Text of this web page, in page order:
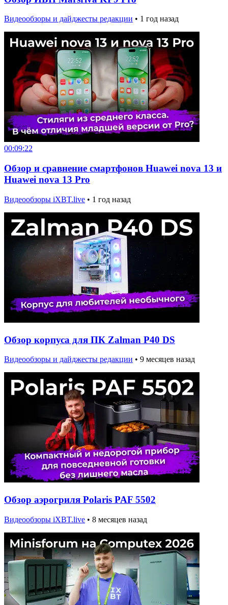
Видеообзоры и дайджесты редакции • 1 год назад
00:09:22
Обзор и сравнение смартфонов Huawei nova 13 и
Huawei nova 13 Pro
Видеообзоры iXBT.live • 1 год назад
Обзор корпуса для ПК Zalman P40 DS
Видеообзоры и дайджесты редакции • 9 месяцев назад
Обзор аэрогриля Polaris PAF 5502
Видеообзоры iXBT.live • 8 месяцев назад